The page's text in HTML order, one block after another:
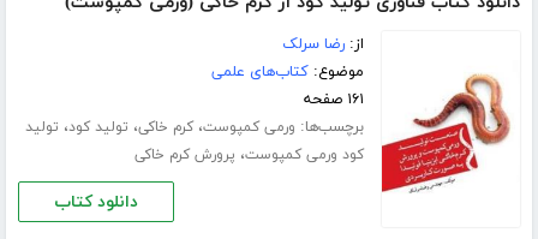
از:رضا سرلک
موضوع:کتاب‌های علمی
۱۶۱ صفحه
برچسب‌ها: ورمی کمپوست،کرم خاکی، تولید کود، تولید
کود ورمی کمپوست، پرورش کرم خاکی
دانلود کتاب